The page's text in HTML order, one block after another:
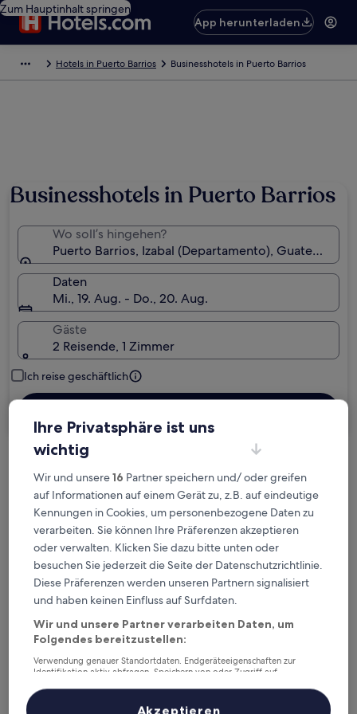
Zum Hauptinhalt springen
App herunterladen
Hotels in Puerto Barrios Businesshotels in Puerto Barrios
Businesshotels in Puerto Barrios
Wo soll’s hingehen?
Puerto Barrios, Izabal (Departamento), Guatemala
Daten
Mi., 19. Aug. - Do., 20. Aug.
Gäste
2 Reisende, 1 Zimmer
Ich reise geschäftlich
Kostenlose Stornierung bei
Planänderungen
Verdiene Prämien für jede
wahrgenommene Übernachtung
Mehr sparen mit Preisen für Mitglieder
Überprüfe die Preise für diese Daten
Heute
Morgen
Ihre Privatsphäre ist uns
wichtig
Wir und unsere16 Partner speichern und/ oder greifen
auf Informationen auf einem Gerät zu, z.B. auf eindeutige
Kennungen in Cookies, um personenbezogene Daten zu
verarbeiten. Sie können Ihre Präferenzen akzeptieren
oder verwalten. Klicken Sie dazu bitte unten oder
besuchen Sie jederzeit die Seite der Datenschutzrichtlinie.
Diese Präferenzen werden unseren Partnern signalisiert
und haben keinen Einfluss auf Surfdaten.
Wir und unsere Partner verarbeiten Daten, um
Folgendes bereitzustellen:
Verwendung genauer Standortdaten. Endgeräteeigenschaften zur
Identifikation aktiv abfragen. Speichern von oder Zugriff auf
Inhalte, Messung von Werbeleistung und der Performance von Inhalten,
Zielgruppenforschung sowie Entwicklung und Verbesserung von
Akzeptieren